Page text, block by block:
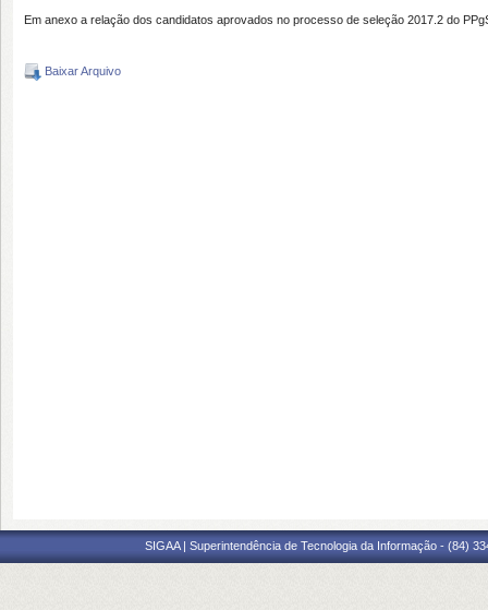
Em anexo a relação dos candidatos aprovados no processo de seleção 2017.2 do
Baixar Arquivo
SIGAA | Superintendência de Tecnologia da Informação - (84)